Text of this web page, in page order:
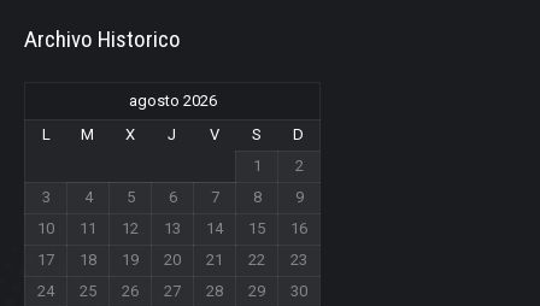
Archivo Historico
agosto 2026
L
M X J V S
D
1
2
3
4 5 6 7 8
9
10
11 12 13 14 15
16
17
18 19 20 21 22
23
24
25 26 27 28 29
30